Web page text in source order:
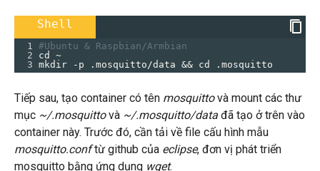
Shell
1
#Ubuntu & Raspbian/Armbian
2
cd ~
3 mkdir -p .mosquitto/data && cd .mosquitto
Tiếp sau, tạo container có tên mosquittovà mount các thư
mục ~/.mosquittovà ~/.mosquitto/datađã tạo ở trên vào
container này. Trước đó, cần tải về file cấu hình mẫu
mosquitto.conftừ github của eclipse, đơn vị phát triển
mosquitto bằng ứng dụng wget.